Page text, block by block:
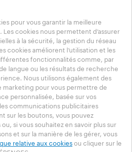
pour vous garantir la meilleure
cookies nous permettent d’assurer
à la sécurité, la gestion du réseau
cookies améliorent l’utilisation et les
fonctionnalités comme, par
langue ou les résultats de recherche
Nous utilisons également des
marketing pour vous permettre de
personnalisée, basée sur vos
communications publicitaires
sur les boutons, vous pouvez
si vous souhaitez en savoir plus sur
et sur la manière de les gérer, vous
relative aux cookies ou cliquer sur le